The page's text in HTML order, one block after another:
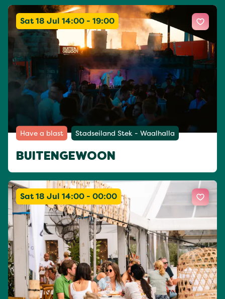
Sat 18 Jul 14:00 - 19:00
Have a blast Stadseiland Stek - Waalhalla
BUITENGEWOON
Sat 18 Jul 14:00 - 00:00